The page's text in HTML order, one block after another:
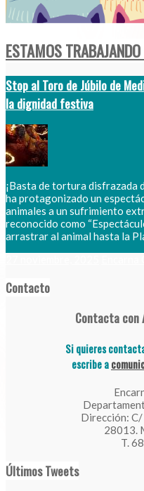
ESTAMOS TRABAJANDO
Stop al Toro de Júbilo de
la dignidad festiva
¡Basta de tortura disfrazada
ha protagonizado un
animales a un sufrimiento
reconocido como
arrastrar al animal hasta la
Contacto
Contacta con
Si quieres
escribe a
Dirección: C/
28013.
T.
Últimos Tweets